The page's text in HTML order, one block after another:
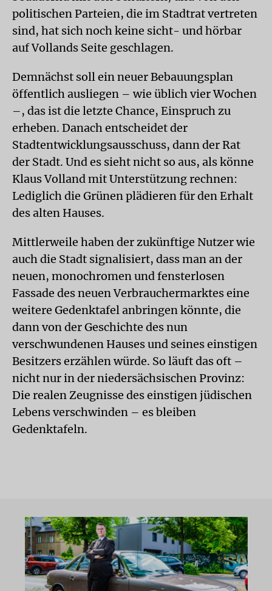
politischen Parteien, die im Stadtrat vertreten
sind, hat sich noch keine sicht- und hörbar
auf Vollands Seite geschlagen.
Demnächst soll ein neuer Bebauungsplan
öffentlich ausliegen – wie üblich vier Wochen
–, das ist die letzte Chance, Einspruch zu
erheben. Danach entscheidet der
Stadtentwicklungsausschuss, dann der Rat
der Stadt. Und es sieht nicht so aus, als könne
Klaus Volland mit Unterstützung rechnen:
Lediglich die Grünen plädieren für den Erhalt
des alten Hauses.
Mittlerweile haben der zukünftige Nutzer wie
auch die Stadt signalisiert, dass man an der
neuen, monochromen und fensterlosen
Fassade des neuen Verbrauchermarktes eine
weitere Gedenktafel anbringen könnte, die
dann von der Geschichte des nun
verschwundenen Hauses und seines einstigen
Besitzers erzählen würde. So läuft das oft –
nicht nur in der niedersächsischen Provinz:
Die realen Zeugnisse des einstigen jüdischen
Lebens verschwinden – es bleiben
Gedenktafeln.